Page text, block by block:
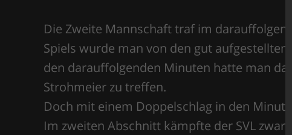
Die Zweite Mannschaft traf im
Spiels wurde man von den gut
den darauffolgenden Minuten hatte man
Strohmeier zu treffen.
Doch mit einem Doppelschlag in den
Im zweiten Abschnitt kämpfte der SVL